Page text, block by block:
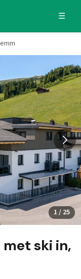
☰
1 / 25
ski in,